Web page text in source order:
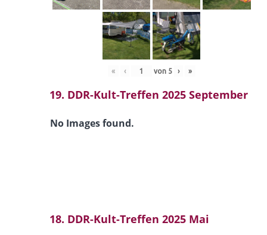
« ‹ von 5 › »
19. DDR-Kult-Treffen 2025 September
No Images found.
18. DDR-Kult-Treffen 2025 Mai